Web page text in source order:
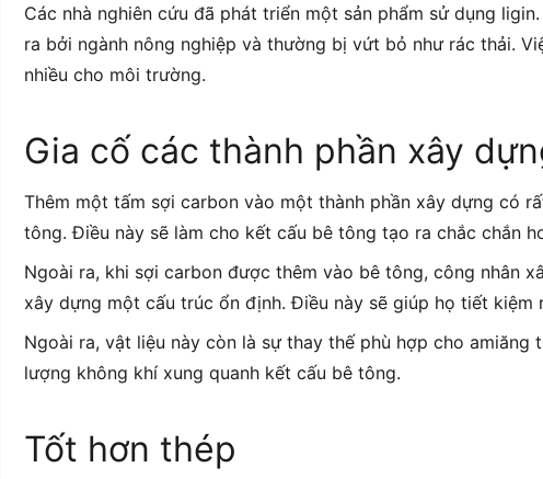
Các nhà nghiên cứu đã phát triển một sản phẩm sử dụng
ra bởi ngành nông nghiệp và thường bị vứt bỏ như rác thải.
nhiều cho môi trường.
Gia cố các thành phần xây
Thêm một tấm sợi carbon vào một thành phần xây dựng có
tông. Điều này sẽ làm cho kết cấu bê tông tạo ra chắc chắn
Ngoài ra, khi sợi carbon được thêm vào bê tông, công nhân
xây dựng một cấu trúc ổn định. Điều này sẽ giúp họ tiết kiệm
Ngoài ra, vật liệu này còn là sự thay thế phù hợp cho
lượng không khí xung quanh kết cấu bê tông.
Tốt hơn thép